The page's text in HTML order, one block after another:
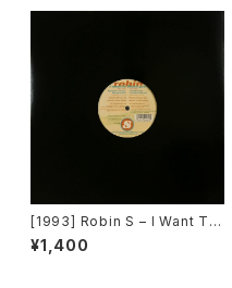
[1993] Robin S – I Want To
Thank You [Big Beat / Atla
ntic][在庫B]
¥1,400